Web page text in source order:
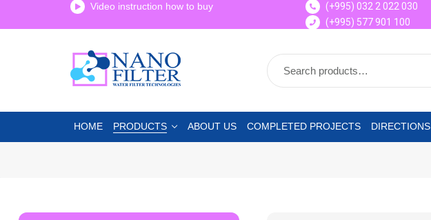
Video instruction how to buy
(+995) 032 2 022 030
(+995) 577 901 100
HOME PRODUCTS ABOUT US COMPLETED PROJECTS DIRECTIONS